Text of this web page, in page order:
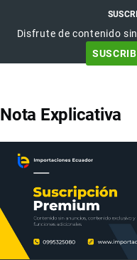
Disfrute de contenido
Nota Explicativa